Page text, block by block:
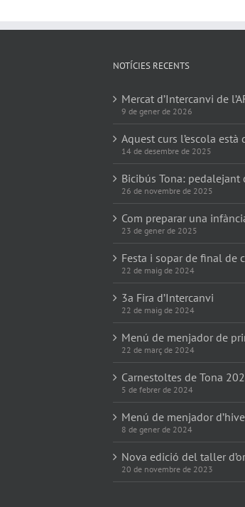
NOTÍCIES RECENTS
Mercat d’Intercanvi de
9 de gener de 2026
Aquest curs l’escola està
14 de desembre de 2025
Bicibús Tona:
26 de novembre de 2025
Com preparar una
23 de gener de 2025
Festa i sopar de final de
22 de maig de 2024
3a Fira d’Intercanvi
22 de maig de 2024
Menú de menjador de
22 de març de 2024
Carnestoltes de Tona
5 de febrer de 2024
Menú de menjador
8 de gener de 2024
Nova edició del taller
20 de novembre de 2023